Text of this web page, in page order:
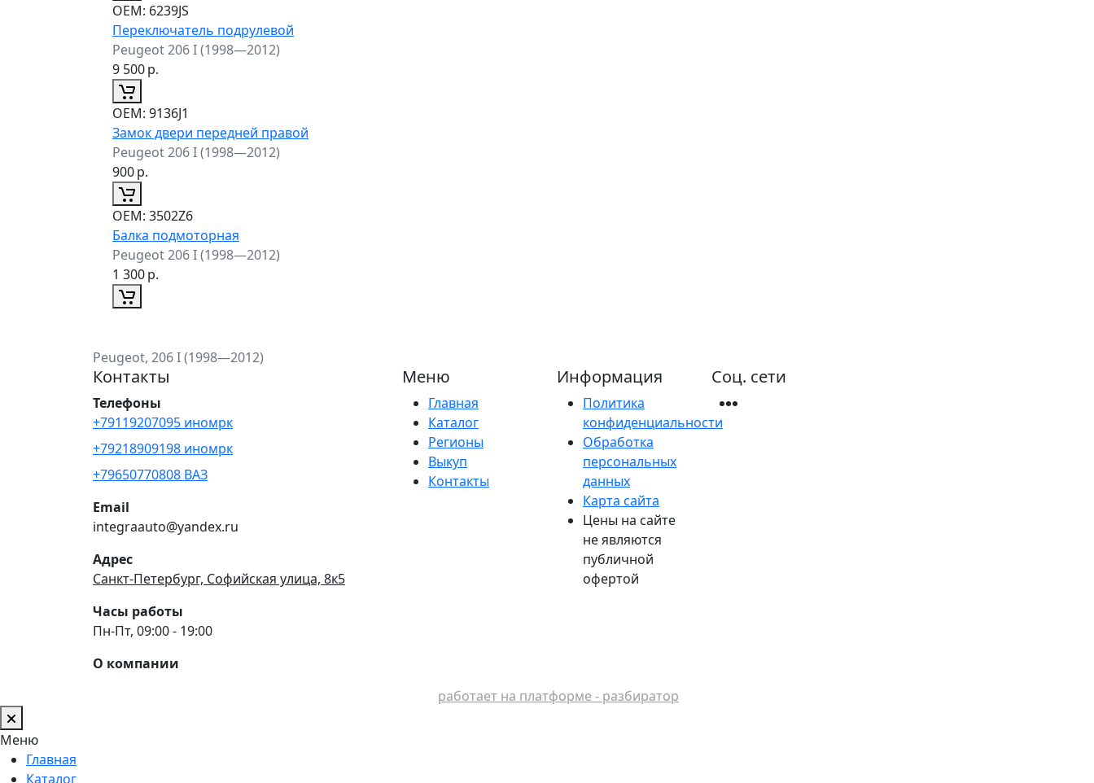
ОЕМ: 6239JS
Переключатель подрулевой
Peugeot 206 I (1998—2012)
9 500р.
ОЕМ: 9136J1
Замок двери передней правой
Peugeot 206 I (1998—2012)
900р.
ОЕМ: 3502Z6
Балка подмоторная
Peugeot 206 I (1998—2012)
1 300р.
Peugeot, 206 I (1998—2012)
Контакты
Телефоны
+79119207095 иномрк
+79218909198 иномрк
+79650770808 ВАЗ
Email
integraauto@yandex.ru
Адрес
Санкт-Петербург, Софийская улица, 8к5
Часы работы
Пн-Пт, 09:00 - 19:00
О компании
Меню
Главная
Каталог
Регионы
Выкуп
Контакты
Информация
Политика
конфиденциальности
Обработка
персональных
данных
Карта сайта
Цены на сайте
не являются
публичной
офертой
Соц. сети
работает на платформе - разбиратор
Меню
Главная
Каталог